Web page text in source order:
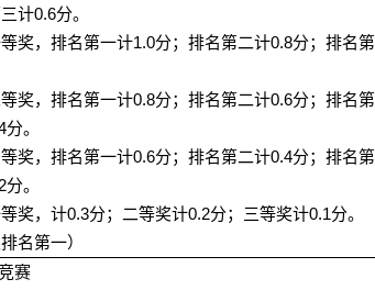
计0.6分。
奖，排名第一计1.0分；排名第二计0.8分；排名第
奖，排名第一计0.8分；排名第二计0.6分；排名第
分。
奖，排名第一计0.6分；排名第二计0.4分；排名第
分。
奖，计0.3分；二等奖计0.2分；三等奖计0.1分。
名第一）
赛